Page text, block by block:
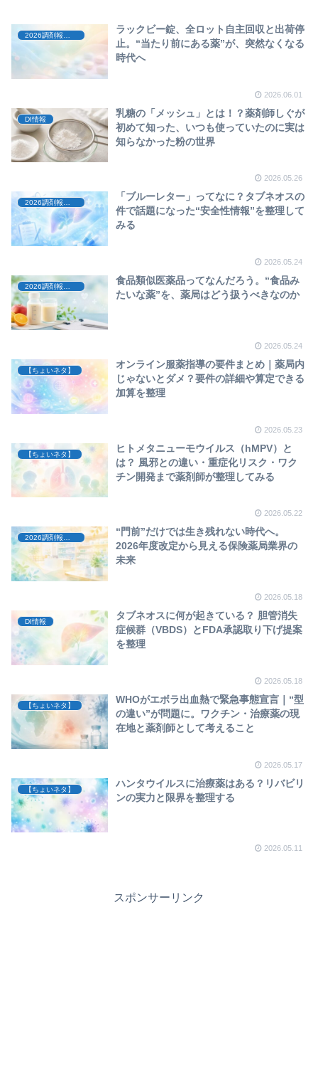
ラックビー錠、全ロット自主回収と出荷停
止。“当たり前にある薬”が、突然なくなる
時代へ
2026.06.01
DI情報
乳糖の「メッシュ」とは！？薬剤師しぐが
初めて知った、いつも使っていたのに実は
知らなかった粉の世界
2026.05.26
2026調剤報酬改定
「ブルーレター」ってなに？タブネオスの
件で話題になった“安全性情報”を整理して
みる
2026.05.24
食品類似医薬品ってなんだろう。“食品み
たいな薬”を、薬局はどう扱うべきなのか
2026.05.24
【ちょいネタ】
オンライン服薬指導の要件まとめ｜薬局内
じゃないとダメ？要件の詳細や算定できる
加算を整理
2026.05.23
【ちょいネタ】
ヒトメタニューモウイルス（hMPV）と
は？ 風邪との違い・重症化リスク・ワク
チン開発まで薬剤師が整理してみる
2026.05.22
2026調剤報酬改定
“門前”だけでは生き残れない時代へ。
2026年度改定から見える保険薬局業界の
未来
2026.05.18
DI情報
タブネオスに何が起きている？ 胆管消失
症候群（VBDS）とFDA承認取り下げ提案
を整理
2026.05.18
【ちょいネタ】
WHOがエボラ出血熱で緊急事態宣言｜“型
の違い”が問題に。ワクチン・治療薬の現
在地と薬剤師として考えること
2026.05.17
【ちょいネタ】
ハンタウイルスに治療薬はある？リバビリ
ンの実力と限界を整理する
2026.05.11
スポンサーリンク